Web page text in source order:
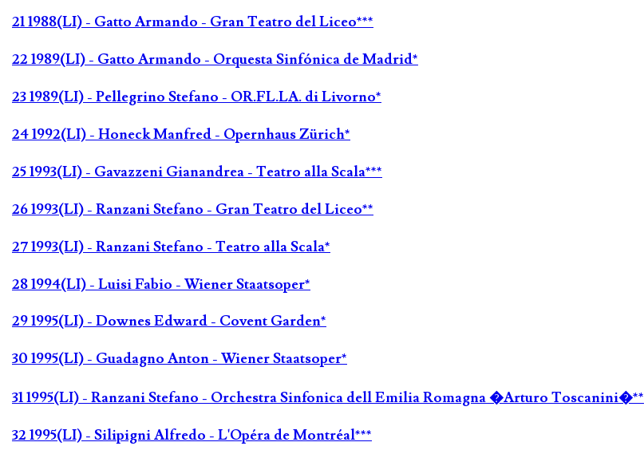
21 1988(LI) - Gatto Armando - Gran Teatro del Liceo***
22 1989(LI) - Gatto Armando - Orquesta Sinfónica de Madrid*
23 1989(LI) - Pellegrino Stefano - OR.FL.LA. di Livorno*
24 1992(LI) - Honeck Manfred - Opernhaus Zürich*
25 1993(LI) - Gavazzeni Gianandrea - Teatro alla Scala***
26 1993(LI) - Ranzani Stefano - Gran Teatro del Liceo**
27 1993(LI) - Ranzani Stefano - Teatro alla Scala*
28 1994(LI) - Luisi Fabio - Wiener Staatsoper*
29 1995(LI) - Downes Edward - Covent Garden*
30 1995(LI) - Guadagno Anton - Wiener Staatsoper*
31 1995(LI) - Ranzani Stefano - Orchestra Sinfonica dell Emilia Romagna �Arturo Toscanini�**
32 1995(LI) - Silipigni Alfredo - L'Opéra de Montréal***